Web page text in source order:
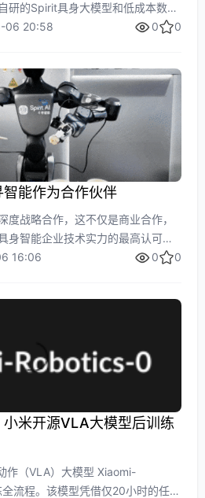
研的Spirit具身大模型和低成本数据
中获取关键数据以优化模型；博世
06 20:58 0 0
能作为合作伙伴
度战略合作，这不仅是商业合作，
身智能企业技术实力的最高认可。
能的原因，突出其通用机器人大脑
16:06 0 0
米开源VLA大模型后训练
作（VLA）大模型 Xiaomi-
流程。该模型凭借仅20小时的任务